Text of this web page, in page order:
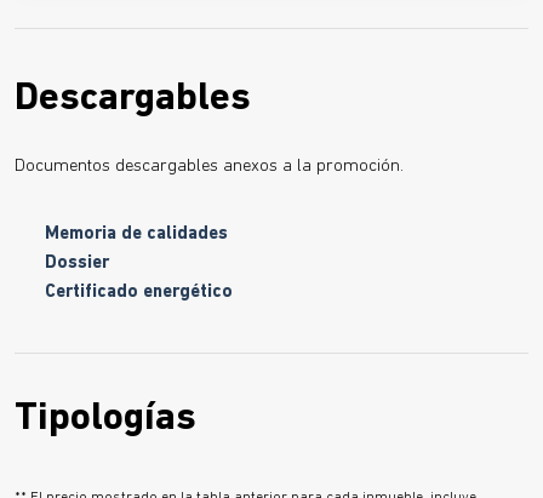
Descargables
Documentos descargables anexos a la promoción.
Memoria de calidades
Dossier
Certificado energético
Tipologías